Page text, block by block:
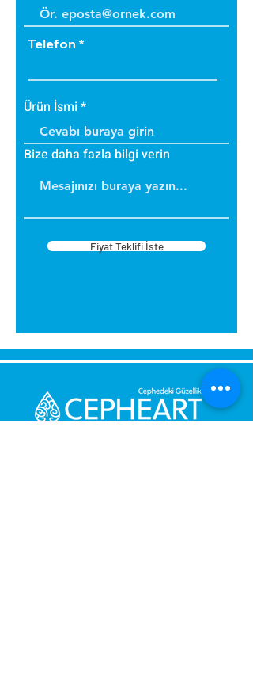
Telefon
Ürün İsmi
Bize daha fazla bilgi verin
Fiyat Teklifi İste